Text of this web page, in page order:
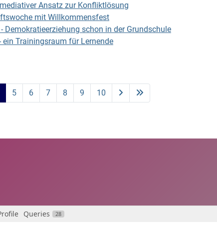
Ansatz zur Konfliktlösung
mit Willkommensfest
Demokratieerziehung schon in der Grundschule
Trainingsraum für Lernende
5 6 7 8 9 10
Queries 28